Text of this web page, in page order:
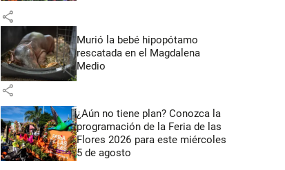
share
Murió la bebé hipopótamo
rescatada en el Magdalena
Medio
share
¿Aún no tiene plan? Conozca la
programación de la Feria de las
Flores 2026 para este miércoles
5 de agosto